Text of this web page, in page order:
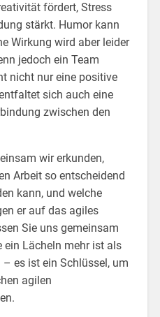
fördert, Stress
stärkt. Humor kann
Wirkung wird aber leider
jedoch ein Team
nicht nur eine positive
sich auch eine
zwischen den
wir erkunden,
Arbeit so entscheidend
kann, und welche
er auf das agiles
Sie uns gemeinsam
ein Lächeln mehr ist als
es ist ein Schlüssel, um
agilen